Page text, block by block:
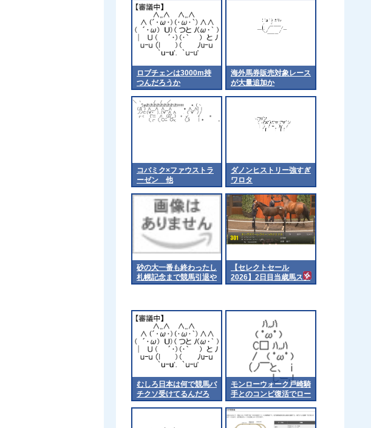
ロブチェンは3000m持
つんだろうか
海外馬券販売対象レース
が大量追加か
コバミク×ファウストラ
ーゼン 他
ダノンヒストリー強すぎ
ワロタ
砂の大一番も終わったし
札幌記念まで競馬引退や
ね
【セレクトセール
2026】2日目当歳馬スタ
ート
むしろ日本は何で競馬バ
チクソ受けてるんだろ
モンローウォーク戸崎騎
手とのコンビ復活でロー
ズSへ 他